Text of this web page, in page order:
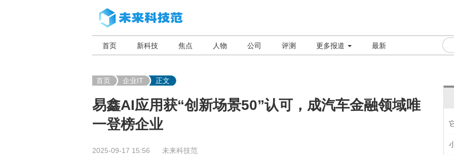
首页 新科技 焦点 人物 公司 评测 更多报道 最新
首页 企业IT 正文
易鑫AI应用获“创新场景50”认可，成汽车金融领域唯
一登榜企业
2025-09-17 15:56 未来科技范